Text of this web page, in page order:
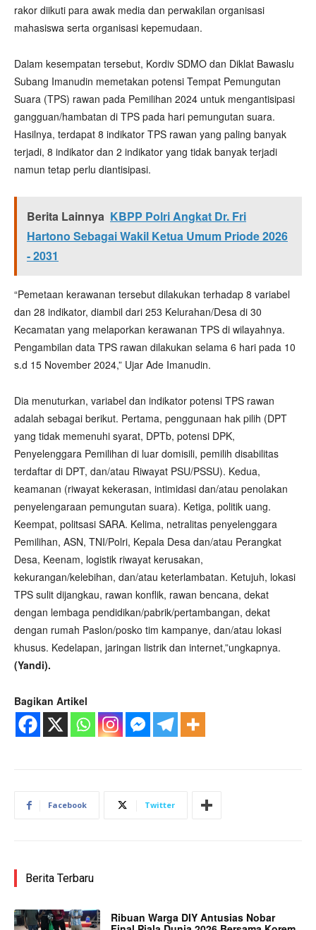
rakor diikuti para awak media dan perwakilan organisasi
mahasiswa serta organisasi kepemudaan.
Dalam kesempatan tersebut, Kordiv SDMO dan Diklat Bawaslu
Subang Imanudin memetakan potensi Tempat Pemungutan
Suara (TPS) rawan pada Pemilihan 2024 untuk mengantisipasi
gangguan/hambatan di TPS pada hari pemungutan suara.
Hasilnya, terdapat 8 indikator TPS rawan yang paling banyak
terjadi, 8 indikator dan 2 indikator yang tidak banyak terjadi
namun tetap perlu diantisipasi.
Berita Lainnya KBPP Polri Angkat Dr. Fri
Hartono Sebagai Wakil Ketua Umum Priode 2026
- 2031
“Pemetaan kerawanan tersebut dilakukan terhadap 8 variabel
dan 28 indikator, diambil dari 253 Kelurahan/Desa di 30
Kecamatan yang melaporkan kerawanan TPS di wilayahnya.
Pengambilan data TPS rawan dilakukan selama 6 hari pada 10
s.d 15 November 2024,” Ujar Ade Imanudin.
Dia menuturkan, variabel dan indikator potensi TPS rawan
adalah sebagai berikut. Pertama, penggunaan hak pilih (DPT
yang tidak memenuhi syarat, DPTb, potensi DPK,
Penyelenggara Pemilihan di luar domisili, pemilih disabilitas
terdaftar di DPT, dan/atau Riwayat PSU/PSSU). Kedua,
keamanan (riwayat kekerasan, intimidasi dan/atau penolakan
penyelengaraan pemungutan suara). Ketiga, politik uang.
Keempat, politsasi SARA. Kelima, netralitas penyelenggara
Pemilihan, ASN, TNI/Polri, Kepala Desa dan/atau Perangkat
Desa, Keenam, logistik riwayat kerusakan,
kekurangan/kelebihan, dan/atau keterlambatan. Ketujuh, lokasi
TPS sulit dijangkau, rawan konflik, rawan bencana, dekat
dengan lembaga pendidikan/pabrik/pertambangan, dekat
dengan rumah Paslon/posko tim kampanye, dan/atau lokasi
khusus. Kedelapan, jaringan listrik dan internet,”ungkapnya.
(Yandi).
Bagikan Artikel
Facebook Twitter
Berita Terbaru
Ribuan Warga DIY Antusias Nobar